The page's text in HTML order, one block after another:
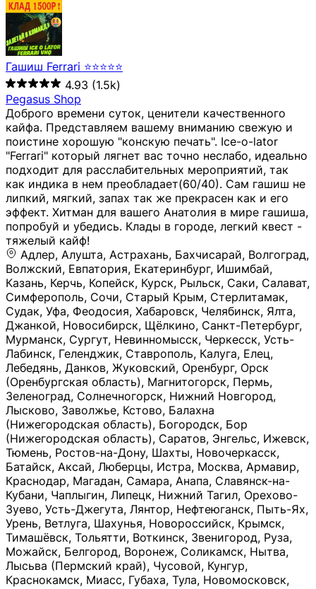
Гашиш Ferrari ⭐⭐⭐⭐⭐
4.93 (1.5k)
Pegasus Shop
Доброго времени суток, ценители качественного
кайфа. Представляем вашему вниманию свежую и
поистине хорошую "конскую печать". Ice-o-lator
"Ferrari" который лягнет вас точно неслабо, идеально
подходит для расслабительных мероприятий, так
как индика в нем преобладает(60/40). Сам гашиш не
липкий, мягкий, запах так же прекрасен как и его
эффект. Хитман для вашего Анатолия в мире гашиша,
попробуй и убедись. Клады в городе, легкий квест -
тяжелый кайф!
Адлер, Алушта, Астрахань, Бахчисарай, Волгоград, Волжский, Евпатория, Екатеринбург, Ишимбай, Казань, Керчь, Копейск, Курск, Рыльск, Саки, Салават, Симферополь, Сочи, Старый Крым, Стерлитамак, Судак, Уфа, Феодосия, Хабаровск, Челябинск, Ялта, Джанкой, Новосибирск, Щёлкино, Санкт-Петербург, Мурманск, Сургут, Невинномысск, Черкесск, Усть-Лабинск, Геленджик, Ставрополь, Калуга, Елец, Лебедянь, Данков, Жуковский, Оренбург, Орск (Оренбургская область), Магнитогорск, Пермь, Зеленоград, Солнечногорск, Нижний Новгород, Лысково, Заволжье, Кстово, Балахна (Нижегородская область), Богородск, Бор (Нижегородская область), Саратов, Энгельс, Ижевск, Тюмень, Ростов-на-Дону, Шахты, Новочеркасск, Батайск, Аксай, Люберцы, Истра, Москва, Армавир, Краснодар, Магадан, Самара, Анапа, Славянск-на-Кубани, Чаплыгин, Липецк, Нижний Тагил, Орехово-Зуево, Усть-Джегута, Лянтор, Нефтеюганск, Пыть-Ях, Урень, Ветлуга, Шахунья, Новороссийск, Крымск, Тимашёвск, Тольятти, Воткинск, Звенигород, Руза, Можайск, Белгород, Воронеж, Соликамск, Нытва, Лысьва (Пермский край), Чусовой, Кунгур, Краснокамск, Миасс, Губаха, Тула, Новомосковск, Донской, Омск, Льгов, Мытищи, Королёв, Ивантеевка, Балашиха, Семилуки, Кудымкар, Старый Оскол, Оса (Пермский край), Одинцово (Московская область), Ханты-Мансийск, Лабинск, Темрюк, Курганинск, Белореченск (Краснодарский край), Алупкa, Губкин, Рязань, Калининград, Усть-Илимск, Фрязино, Минеральные Воды, Пятигорск, Кострома, Ярославль, Коркино, Верхняя Пышма, Подольск, Красноярск, Смоленск, Долгопрудный, Чебоксары, Калачинск, Канск, Киров (Кировская область), Вологда, Рославль, Владивосток, Обнинск, Балабаново (Калужская область), Малоярославец, Брянск, Видное, Ярцево, Вязьма, Гагарин, Приволжск, Фурманов, Чайковский, Кинешма, Горячий Ключ, Улан-Удэ, Туймазы, Дюртюли, Альметьевск, Нефтекамск, Хадыженск, Апшеронск, Майкоп, Уссурийск, Ульяновск, Гатчина, Луга (Ленинградская область), Надым, Ногинск, Электросталь, Железнодорожный (Московская область), Бутурлиновка, Кириллов, Краснознаменск (Калиниградская область), Мышкин, Томмот, Холм, Абакан, Абдулино, Агидель, Агрыз, Адыгейск, Азнакаево, Алатырь, Алдан, Алейск, Александров, Александровск, Алексеевка (Белгородская обл.), Алексин, Амурск, Анадырь, Ангарск, Андреаполь, Анжеро-Судженск, Анива, Апатиты, Арамиль, Ардон, Арзамас, Аркадак, Арсеньев, Артём, Артёмовский, Архангельск, Асбест, Асино, Аткарск, Ахтубинск, Аша, Бабаево (Вологодская область), Бавлы (Республика Татарстан), Байкальск, Бакал, Баксан, Балаклава, Балаково (Саратовская область), Балашов (Саратовская область), Балтийск, Барабинск, Барнаул, Барыш (Ульяновская область), Бежецк, Белая Калитва (Ростовская область), Белебей, Белогорск (Крым), Белозерск, Белокуриха, Беломорск, Белоозёрский (Московская область), Белорецк (Республика Башкортостан), Кызыл, Белоярский (Ханты-Мансийский АО), Бердск, Березники (Пермский край), Берёзовский (Кемеровская область), Берёзовский (Свердловская область), Беслан, Бийск, Бикин, Билибино, Биробиджан, Благовещенск (Амурская область), Благовещенск (Башкортостан), Бобров, Богородицк, Боготол, Богучар, Бокситогорск (Ленинградская область), Бологое (Тверская область), Болхов, Большой Камень (Приморский край), Борисоглебск (Воронежская область), Боровичи (Новгородская область), Боровск, Бородино, Братск, Бронницы (Московская область), Бугульма (Республика Татарстан), Бугуруслан (Оренбургская область), Буинск, Буй, Буйнакск, Валдай, Валуйки, Велиж, Великие Луки, Великий Новгород, Великий Устюг, Вельск, Венёв, Верещагино, Верхнеуральск, Верхний Уфалей, Верхняя Салда, Верхняя Тура, Весьегонск, Вилючинск, Вихоревка, Вичуга, Владикавказ, Волгодонск, Волгореченск, Володарск, Волосово, Волчанск, Вольск, Воркута, Ворсма, Всеволожск (Ленинградская область), Вуктыл, Выкса, Высоковск, Высоцк, Вытегра, Вышний Волочёк, Вяземский, Вязники, Вятские Поляны, Нея, Шилка, Гаврилов Посад, Гаврилов-Ям, Гай, Галич, Гдов, Голицыно, Горно-Алтайск, Горнозаводск, Горняк, Городец, Гороховец, Гремячинск, Грозный, Грязи, Грязовец, Губкинский, Гуково, Гулькевичи, Гурьевск (Калининградская область), Гурьевск (Кемеровская область), Гусев, Гусь-Хрустальный, Давлеканово, Далматово, Дальнегорск, Дегтярск, Дедовск, Демидов, Дербент, Десногорск, Дзержинск, Дзержинский (Московская область), Дивногорск, Димитровград, Дмитровск, Дно, Добрянка, Долинск, Домодедово, Донецк (ДНР), Дорогобуж, Дрезна, Дубна, Дудинка, Духовщина, Дятьково, Егорьевск, Елабуга, Елизово, Ельня (Будет изменено название), Емва, Енисейск, Ермолино, Ершов, Ессентуки, Ефремов, Железноводск, Железногорск (Красноярский край), Железногорск (Курская область), Железногорск-Илимский, Жигулёвск, Жиздра, Жирновск, Жуков, Жуковка, Заводоуковск, Заволжск, Задонск, Заинск, Заозёрный, Заозёрск, Западная Двина, Заполярный, Зарайск, Заречный (Пензенская область), Заречный (Свердловская область), Заринск, Звенигово, Зверево, Зеленогорск ( Ленинградская обл. ), Зеленоградск, Зеленодольск, Зеленокумск, Зерноград, Зима, Змеиногорск, Зубцов, Ивангород, Иваново, Ивдель, Избербаш, Изобильный, Иланский, Инза, Инкерман, Инта, Ипатово, Искитим, Йошкар-Ола, Кадников, Калач, Калач-на-Дону, Калининск, Калтан, Калязин, Камбарка, Каменка (Пензенская область), Каменногорск (Ленинградская область), Каменск-Уральский, Каменск-Шахтинский, Камень-на-Оби, Камешково, Камышин, Канаш, Кандалакша, Карабаново, Карабаш, Карачаевск, Каргат, Каргополь, Карпинск, Карталы, Касимов, Касли, Каспийск, Катав-Ивановск, Катайск, Качканар, Кашин, Кашира, Кемерово, Кемь, Кизел, Кизилюрт, Кизляр, Кимовск, Кимры, Кингисепп, Кинель, Киреевск, Киренск, Киржач, Кириши, Кирово-Чепецк, Кировск (Ленинградская область), Кировск (Мурманская область), Кирсанов, Киселёвск, Кисловодск, Климовск, Клинцы, Княгинино, Ковдор, Ковров, Когалым, Козельск, Козьмодемьянск, Кола, Кологрив, Колпашево, Колпино, Кольчугино, Комсомольск, Комсомольск-на-Амуре, Конаково, Кондопога, Кондрово, Константиновск, Кораблино, Кореновск, Корсаков, Коряжма, Костерёво, Костомукша, Котельники, Котельниково, Котельнич, Котлас, Котовск, Кохма, Красноармейск (Московская область), Краснозаводск, Краснознаменск (Московская область), Краснокаменск, Краснослободск (Волгоградская область), Краснотурьинск, Красноуральск, Красный Сулин, Кремёнки, Кропоткин, Кубинка, Кувшиново (Тверская область), Кудрово, Кулебаки, Кумертау, Курлово, Куровское, Куртамыш, Курчатов, Куса, Кушва, Кыштым, Лабытнанги, Лагань, Лаишево (Республика Татарстан), Лакинск, Лангепас, Лахденпохья, Ленинск-Кузнецкий, Ленск (Республика Саха), Лермонтов (Ставропольский край), Лесозаводск (Приморский край), Лесосибирск, Ливны (Орловская область), Ликино-Дулёво, Липки (Тульская область), Лиски (Воронежская область), Лихославль, Лодейное Поле, Ломоносов (Санкт-Петербург), Лосино-Петровский, Лукоянов, Луховицы, Лыткарино, Любань (Ленинградская область), Любим, Людиново, Магас, Майский, Макаров, Малая Вишера, Малгобек, Мамадыш, Мамоново, Мантурово, Маркс, Махачкала, Мглин, Мегион, Медвежьегорск, Медногорск, Медынь, Меленки, Мелеуз, Менделеевск, Мещовск, Микунь, Миллерово, Минусинск, Миньяр, Мирный (Архангельская область), Мирный (Якутия), Михайловка (Город), Михайловск (Свердловская область), Михайловск (Ставропольский край), Могоча, Можга, Моздок, Мончегорск, Морозовск, Моршанск, Мосальск, Муравленко, Мурино, Муром, Мценск, Мыски, Набережные Челны, Навашино (Нижегородская область), Назарово (Красноярский край), Назрань, Нальчик, Наро-Фоминск, Нарткала, Нарьян-Мар, Находка, Невель (Псковская область), Невельск, Невьянск, Нелидово (Тверская область), Неман, Нерехта (Костромская область), Нерюнгри, Нестеров, Нефтегорск (Самарская область), Нефтекумск, Нижневартовск, Нижнекамск (Республика Татарстан), Нижнеудинск, Нижние Серги, Нижний Ломов, Нижняя Тура, Николаевск-на-Амуре, Никольск (Вологодская область), Никольск (Пензенская область), Новая Ладога, Новая Ляля, Новоалександровск, Новоалтайск, Нововоронеж, Новодвинск, Новозыбков, Новокубанск, Новокуйбышевск, Новомичуринск, Новопавловск, Новоржев, Новосокольники, Новотроицк, Новоульяновск, Новоуральск, Новохопёрск, Новочебоксарск, Новошахтинск, Новый Оскол, Новый Уренгой, Норильск, Нурлат, Нягань, Нязепетровск, Няндома, Облучье, Обоянь, Озёрск (Калининградская область), Озёрск (Челябинская область), Озёры, Октябрьск (Самарская область), Октябрьский (Башкортостан), Окуловка (Новгородская область), Оленегорск, Олонец, Онега, Опочка, Осинники, Осташков, Остров, Острогожск, Отрадный, Оха, Павлово, Павловск (Воронежская область), Павловск (Санкт-Петербург), Павловский Посад, Партизанск, Певек, Пенза, Первоуральск, Перевоз, Пересвет, Переславль-Залесский, Пестово (Новгородская область), Петрозаводск, Петропавловск-Камчатский, Печоры, Пикалёво, Пионерский, Питкяранта, Плавск, Плёс, Подпорожье, Покачи, Покров, Покровск, Полесск, Полысаево, Полярные Зори, Полярный, Поронайск, Порхов, Похвистнево, Почеп, Починок, Пошехонье, Правдинск, Приморск (Калининградская область), Приморско-Ахтарск, Приозерск, Прокопьевск, Протвино, Прохладный, Пугачёв, Пудож, Пустошка, Пушкино, Пущино, Пыталово, Радужный (Владимирская область), Радужный (Ханты-Мансийский АО), Райчихинск, Раменское, Рассказово, Ревда, Реж, Реутов, Родники, Россошь, Ростов (Ярославская обл.), Рошаль, Ртищево, Рубцовск, Рузаевка, Рыбинск, Рыбное, Ряжск, Салехард, Сальск, Саранск, Сарапул, Саров, Сасово, Сатка, Сафоново, Саяногорск, Саянск, Светлогорск, Светлоград, Светлый, Светогорск (Ленинградская область), Свободный, Себеж, Северобайкальск, Северодвинск, Североуральск, Сегежа, Семикаракорск, Сенгилей, Серафимович, Сергач, Сергиев Посад, Сердобск, Сертолово (Ленинградская область), Сестрорецк (Ленинградская область), Сибай, Скопин, Славгород, Сланцы, Слободской, Слюдянка, Собинка, Советск (Кировская область), Советск (Калининградская область), Советск (Тульская область), Советская Гавань, Советский (Ханты-Мансийский АО), Сокол (Вологодская область), Солигалич, Соль-Илецк, Сольцы, Сортавала, Сосенский, Сосновоборск, Сосновый Бор (Ленинградская область), Сосногорск, Спас-Клепики, Спасск-Рязанский, С